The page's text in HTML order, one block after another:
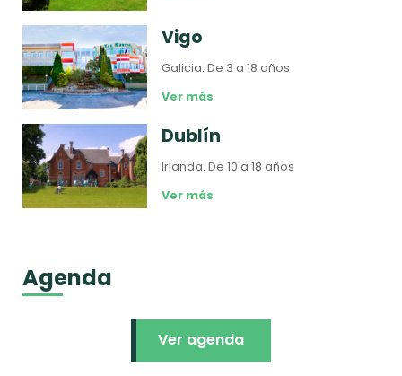
Vigo
Galicia.De 3 a 18 años
Ver más
Dublín
Irlanda.De 10 a 18 años
Ver más
Agenda
Ver agenda